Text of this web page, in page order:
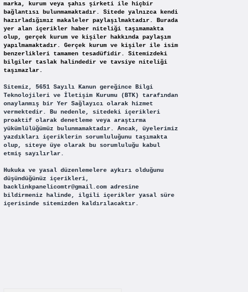
marka, kurum veya şahıs şirketi ile hiçbir
bağlantısı bulunmamaktadır. Sitede yalnızca kendi
hazırladığımız makaleler paylaşılmaktadır. Burada
yer alan içerikler haber niteliği taşımamakta
olup, gerçek kurum ve kişiler hakkında paylaşım
yapılmamaktadır. Gerçek kurum ve kişiler ile isim
benzerlikleri tamamen tesadüfidir. Sitemizdeki
bilgiler taslak halindedir ve tavsiye niteliği
taşımazlar.
Sitemiz, 5651 Sayılı Kanun gereğince Bilgi
Teknolojileri ve İletişim Kurumu (BTK) tarafından
onaylanmış bir Yer Sağlayıcı olarak hizmet
vermektedir. Bu nedenle, sitedeki içerikleri
proaktif olarak denetleme veya araştırma
yükümlülüğümüz bulunmamaktadır. Ancak, üyelerimiz
yazdıkları içeriklerin sorumluluğunu taşımakta
olup, siteye üye olarak bu sorumluluğu kabul
etmiş sayılırlar.
Hukuka ve yasal düzenlemelere aykırı olduğunu
düşündüğünüz içerikleri,
backlinkpanelicomtr@gmail.comadresine
bildirmeniz halinde, ilgili içerikler yasal süre
içerisinde sitemizden kaldırılacaktır.